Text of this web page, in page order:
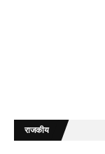
राजकीय